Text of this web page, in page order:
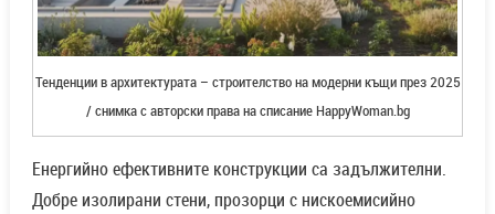
Тенденции в архитектурата – строителство на модерни къщи през 2025
/ снимка с авторски права на списание HappyWoman.bg
Енергийно ефективните конструкции са задължителни.
Добре изолирани стени, прозорци с нискоемисийно